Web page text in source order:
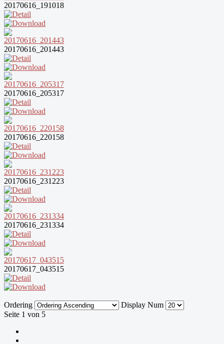
20170616_191018
20170616_201443
20170616_205317
20170616_220158
20170616_231223
20170616_231334
20170617_043515
Ordering
Display Num
Seite 1 von 5